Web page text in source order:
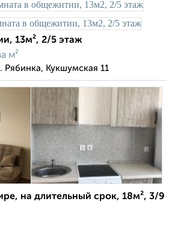
13м², 2/5 этаж
м²
Кукшумская 11
на длительный срок, 18м², 3/9